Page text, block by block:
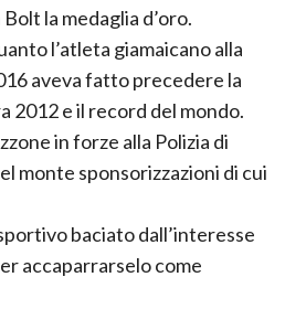
la medaglia d’oro.
l’atleta giamaicano alla
aveva fatto precedere la
2012 e il record del mondo.
in forze alla Polizia di
monte sponsorizzazioni di cui
baciato dall’interesse
accaparrarselo come